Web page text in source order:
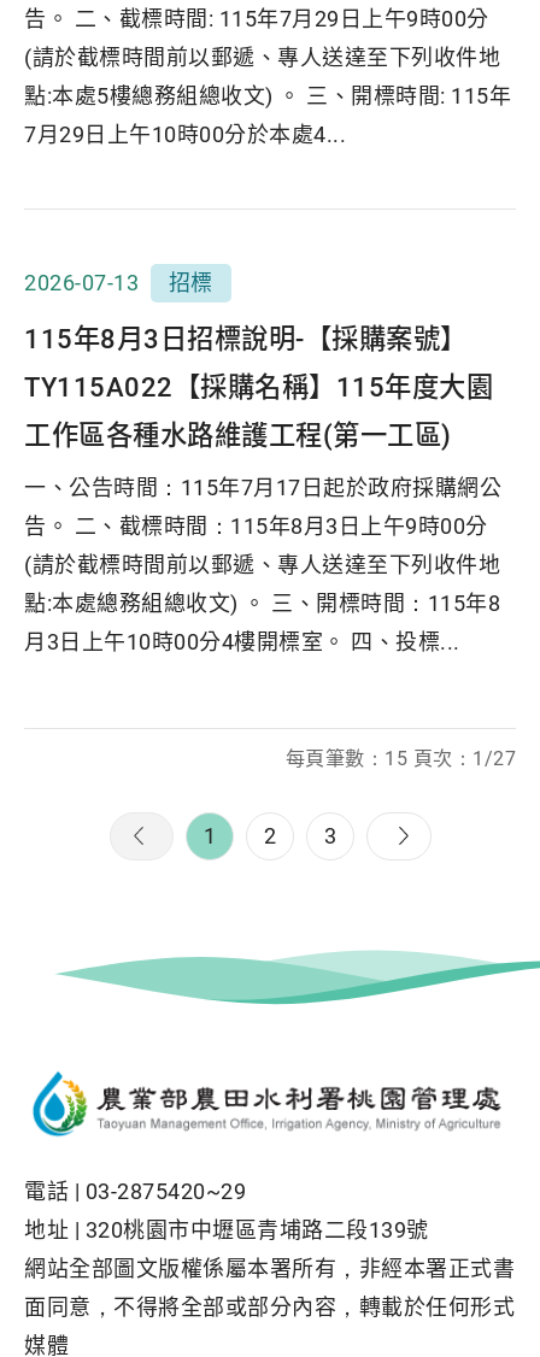
告。 二、截標時間: 115年7月29日上午9時00分
(請於截標時間前以郵遞、專人送達至下列收件地
點:本處5樓總務組總收文) 。 三、開標時間: 115年
7月29日上午10時00分於本處4...
2026-07-13 招標
115年8月3日招標說明-【採購案號】
TY115A022【採購名稱】115年度大園
工作區各種水路維護工程(第一工區)
一、公告時間：115年7月17日起於政府採購網公
告。 二、截標時間：115年8月3日上午9時00分
(請於截標時間前以郵遞、專人送達至下列收件地
點:本處總務組總收文) 。 三、開標時間：115年8
月3日上午10時00分4樓開標室。 四、投標...
每頁筆數：15 頁次：1/27
1 2 3
電話 | 03-2875420~29
地址 | 320桃園市中壢區青埔路二段139號
網站全部圖文版權係屬本署所有，非經本署正式書
面同意，不得將全部或部分內容，轉載於任何形式
媒體